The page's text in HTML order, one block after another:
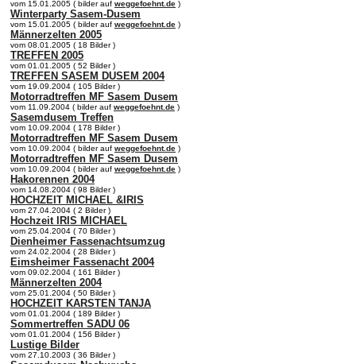
vom 15.01.2005 ( bilder auf weggefoehnt.de )
Winterparty Sasem-Dusem
vom 15.01.2005 ( bilder auf weggefoehnt.de )
Männerzelten 2005
vom 08.01.2005 ( 18 Bilder )
TREFFEN 2005
vom 01.01.2005 ( 52 Bilder )
TREFFEN SASEM DUSEM 2004
vom 19.09.2004 ( 105 Bilder )
Motorradtreffen MF Sasem Dusem
vom 11.09.2004 ( bilder auf weggefoehnt.de )
Sasemdusem Treffen
vom 10.09.2004 ( 178 Bilder )
Motorradtreffen MF Sasem Dusem
vom 10.09.2004 ( bilder auf weggefoehnt.de )
Motorradtreffen MF Sasem Dusem
vom 10.09.2004 ( bilder auf weggefoehnt.de )
Hakorennen 2004
vom 14.08.2004 ( 98 Bilder )
HOCHZEIT MICHAEL &IRIS
vom 27.04.2004 ( 2 Bilder )
Hochzeit IRIS MICHAEL
vom 25.04.2004 ( 70 Bilder )
Dienheimer Fassenachtsumzug
vom 24.02.2004 ( 28 Bilder )
Eimsheimer Fassenacht 2004
vom 09.02.2004 ( 161 Bilder )
Männerzelten 2004
vom 25.01.2004 ( 50 Bilder )
HOCHZEIT KARSTEN TANJA
vom 01.01.2004 ( 189 Bilder )
Sommertreffen SADU 06
vom 01.01.2004 ( 156 Bilder )
Lustige Bilder
vom 27.10.2003 ( 36 Bilder )